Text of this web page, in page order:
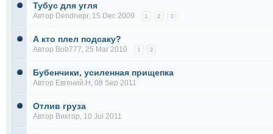
Тубус для угля
Автор Dendnepr, 15 Dec 2009 1 2 3
А кто плел подсаку?
Автор Bob777, 25 Mar 2010 1 2
Бубенчики, усиленная прищепка
Автор Евгений.Н , 08 Sep 2011
Отлив груза
Автор Виктор, 10 Jul 2011